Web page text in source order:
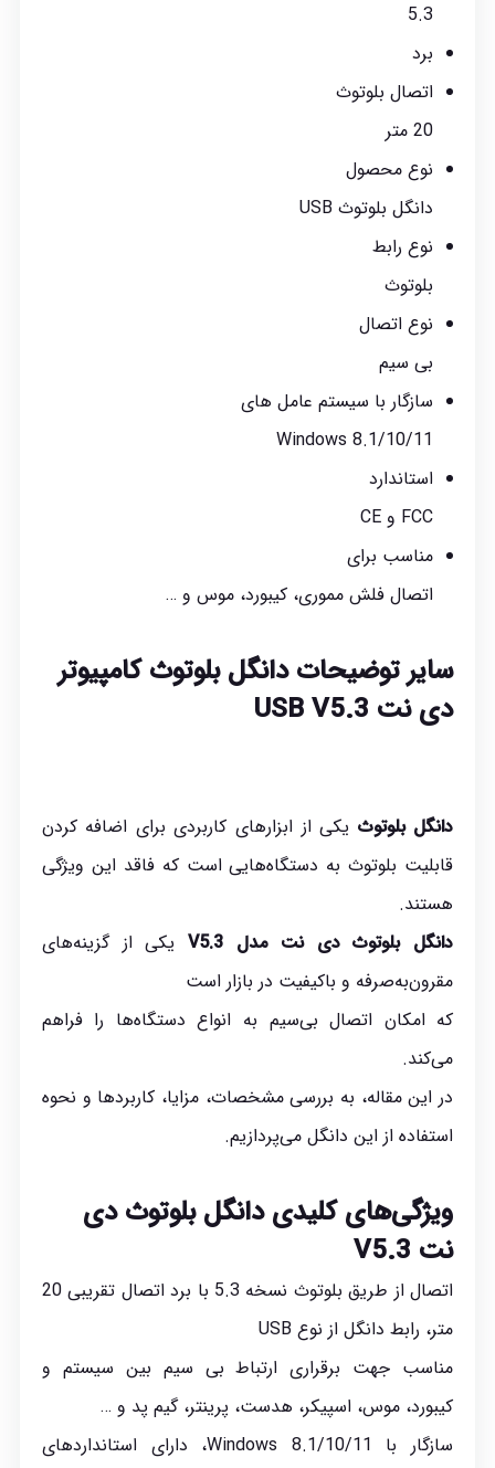
5.3
برد
اتصال بلوتوث
20 متر
نوع محصول
دانگل بلوتوث USB
نوع رابط
بلوتوث
نوع اتصال
بی سیم
سازگار با سیستم عامل های
Windows 8.1/10/11
استاندارد
FCC و CE
مناسب برای
اتصال فلش مموری، کیبورد، موس و …
سایر توضیحات دانگل بلوتوث کامپیوتر
دی نت USB V5.3
دانگل بلوتوث یکی از ابزارهای کاربردی برای اضافه کردن
قابلیت بلوتوث به دستگاه‌هایی است که فاقد این ویژگی
هستند.
دانگل بلوتوث دی نت مدل V5.3
یکی از گزینه‌های
مقرون‌به‌صرفه و باکیفیت در بازار است
که امکان اتصال بی‌سیم به انواع دستگاه‌ها را فراهم
می‌کند.
در این مقاله، به بررسی مشخصات، مزایا، کاربردها و نحوه
استفاده از این دانگل می‌پردازیم.
ویژگی‌های کلیدی دانگل بلوتوث دی
نت V5.3
اتصال از طریق بلوتوث نسخه 5.3 با برد اتصال تقریبی 20
متر، رابط دانگل از نوع USB
مناسب جهت برقراری ارتباط بی سیم بین سیستم و
کیبورد، موس، اسپیکر، هدست، پرینتر، گیم پد و …
سازگار با Windows 8.1/10/11، دارای استانداردهای